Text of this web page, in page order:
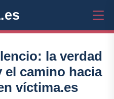
la verdad
el camino hacia
víctima.es